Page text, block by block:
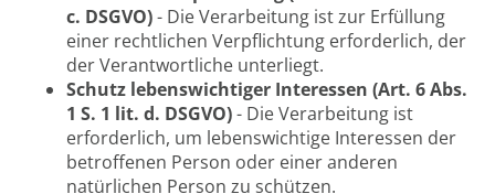
c. DSGVO)- Die Verarbeitung ist zur Erfüllung
einer rechtlichen Verpflichtung erforderlich, der
der Verantwortliche unterliegt.
Schutz lebenswichtiger Interessen (Art. 6 Abs.
1 S. 1 lit. d. DSGVO)- Die Verarbeitung ist
erforderlich, um lebenswichtige Interessen der
betroffenen Person oder einer anderen
natürlichen Person zu schützen.